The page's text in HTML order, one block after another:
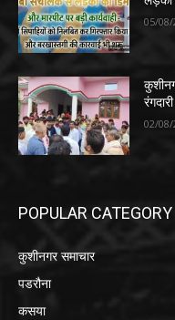
05/08/
02/08/
POPULAR CATEGORY
कुशीनगर समाचार
पडरौना
कसया